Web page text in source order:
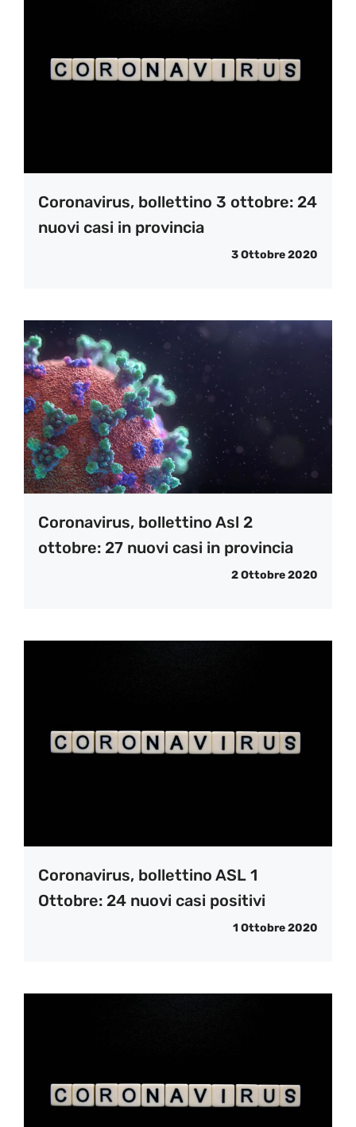
Coronavirus, bollettino 3 ottobre: 24
nuovi casi in provincia
3 Ottobre 2020
Coronavirus, bollettino Asl 2
ottobre: 27 nuovi casi in provincia
2 Ottobre 2020
Coronavirus, bollettino ASL 1
Ottobre: 24 nuovi casi positivi
1 Ottobre 2020